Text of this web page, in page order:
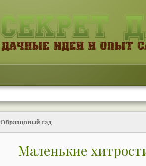
Образцовый сад
Маленькие